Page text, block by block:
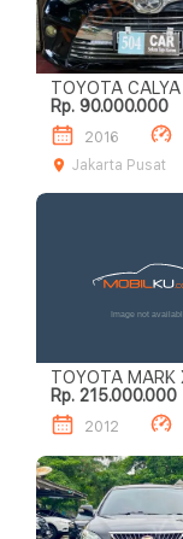
TOYOTA CALYA 1.2L G
A/T
Rp. 90.000.000
2016
Jakarta Pusat
Rp. 215.000.000
2012